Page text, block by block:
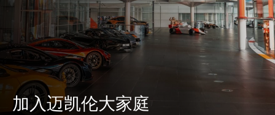
加入迈凯伦大家庭